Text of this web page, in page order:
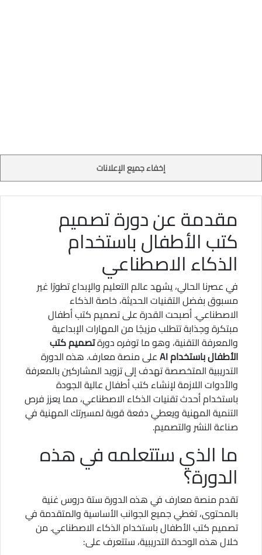
إخفاء جميع الإعلانات
مقدمة عن دورة تصميم
كتب الأطفال باستخدام
الذكاء الاصطناعي
في عصرنا الحالي، يشهد عالم التعليم والإبداع تطورًا غير
مسبوق بفضل التقنيات الحديثة، خاصة الذكاء
الاصطناعي. أصبحت القدرة على تصميم كتب أطفال
مبتكرة وجذابة تتطلب مزيجًا من المهارات الإبداعية
والمعرفة التقنية، وهو ما توفره دورةتصميم كتب
الأطفال باستخدام AI
على منصة معارف. هذه الدورة
التدريبية المتخصصة تهدف إلى تزويد المشاركين بالمعرفة
والأدوات اللازمة لإنشاء كتب أطفال عالية الجودة
باستخدام أحدث تقنيات الذكاء الاصطناعي، مما يعزز فرص
التنمية المهنية ويعطي دفعة قوية لمسيرتك المهنية في
صناعة النشر والتصميم.
ما الذي ستتعلمه في هذه
الدورة؟
تقدم منصة معارف في هذه الدورة ستة دروس غنية
بالمحتوى، تغطي جميع الجوانب الأساسية والمتقدمة في
تصميم كتب الأطفال باستخدام الذكاء الاصطناعي. من
خلال هذه الوحدة التدريبية، ستتعرف على: